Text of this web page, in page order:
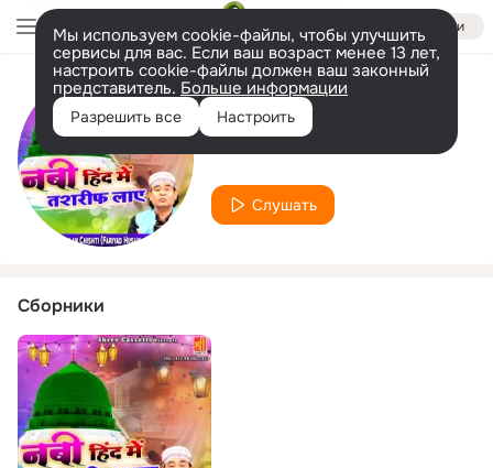
Войти
Мы используем cookie-файлы, чтобы улучшить
сервисы для вас. Если ваш возраст менее 13 лет,
настроить cookie-файлы должен ваш законный
представитель. Больше информации
Разрешить все Настроить
Исполнитель
Amaan Chishti
Слушать
Сборники